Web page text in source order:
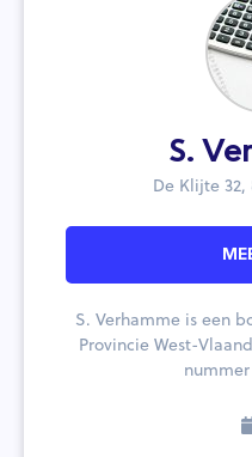
S.
De Klijte 32,
S. Verhamme is een
Provincie West-
nummer